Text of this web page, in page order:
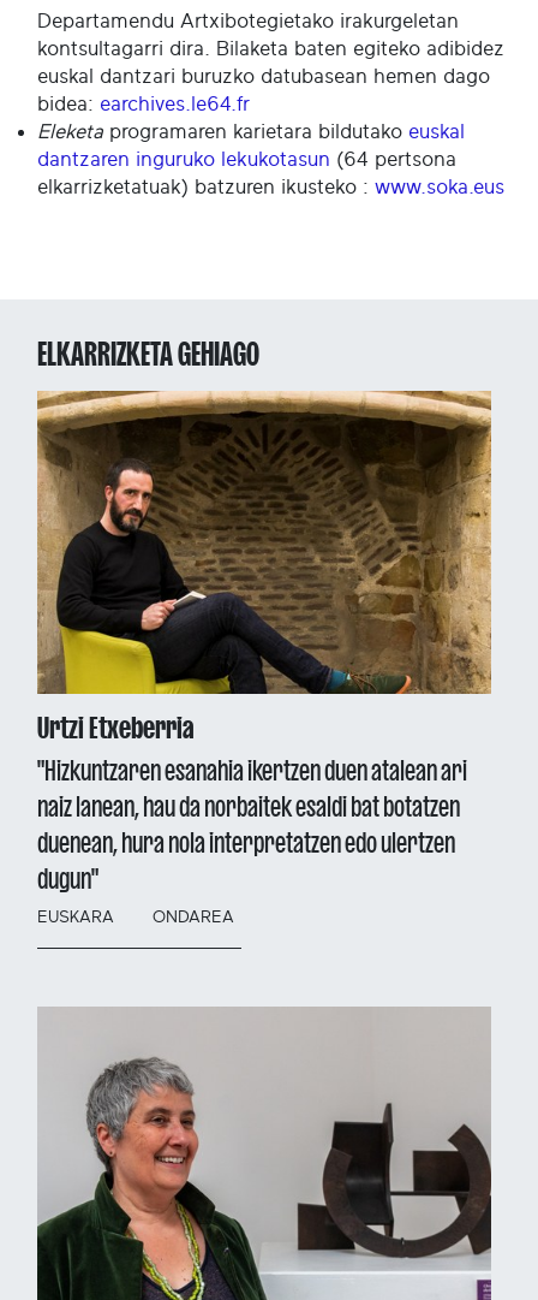
Departamendu Artxibotegietako irakurgeletan
kontsultagarri dira. Bilaketa baten egiteko adibidez
euskal dantzari buruzko datubasean hemen dago
bidea: earchives.le64.fr
Eleketa programaren karietara bildutako euskal
dantzaren inguruko lekukotasun (64 pertsona
elkarrizketatuak) batzuren ikusteko : www.soka.eus
ELKARRIZKETA GEHIAGO
Urtzi Etxeberria
"Hizkuntzaren esanahia ikertzen duen atalean ari
naiz lanean, hau da norbaitek esaldi bat botatzen
duenean, hura nola interpretatzen edo ulertzen
dugun"
EUSKARA ONDAREA